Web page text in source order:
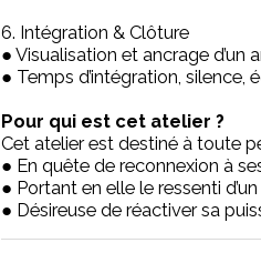
6. Intégration & Clôture
● Visualisation et ancrage d’un
● Temps d’intégration, silence,
Pour qui est cet atelier ?
Cet atelier est destiné à toute
● En quête de reconnexion à
● Portant en elle le ressenti
● Désireuse de réactiver sa